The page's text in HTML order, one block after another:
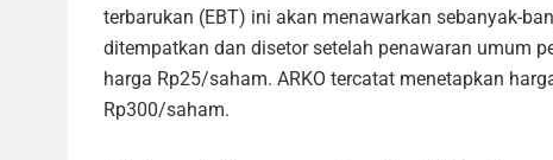
terbarukan (EBT) ini akan menawarkan sebanyak-
ditempatkan dan disetor setelah penawaran umum
harga Rp25/saham. ARKO tercatat menetapkan
Rp300/saham.